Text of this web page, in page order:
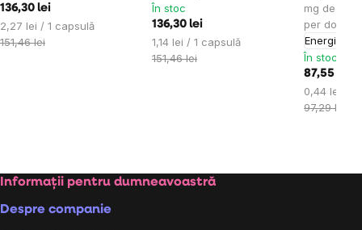
136,30 lei
Evaluare
preţ:
2,27 lei / 1 capsulă
151,46 lei
În stoc
136,30 lei
Evaluare
preţ:
1,14 lei / 1 capsulă
151,46 lei
mg de
per doză,
Energie
În stoc
87,55 lei
Evaluare
preţ:
0,44 lei / 1
97,29 lei
Subsol
Informații pentru dumneavoastră
Despre companie